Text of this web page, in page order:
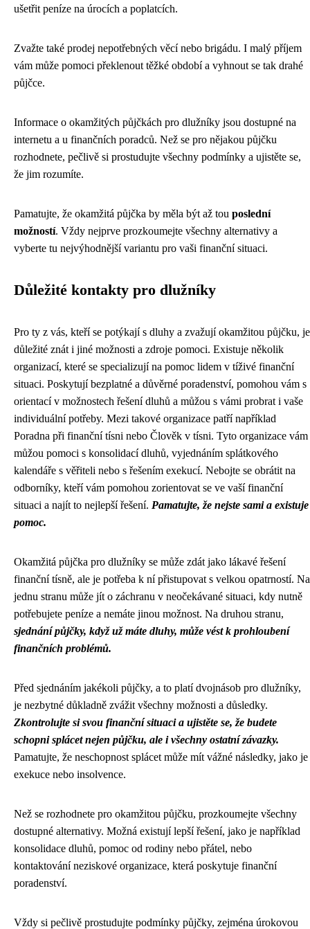
ušetřit peníze na úrocích a poplatcích.
Zvažte také prodej nepotřebných věcí nebo brigádu. I malý příjem
vám může pomoci překlenout těžké období a vyhnout se tak drahé
půjčce.
Informace o okamžitých půjčkách pro dlužníky jsou dostupné na
internetu a u finančních poradců. Než se pro nějakou půjčku
rozhodnete, pečlivě si prostudujte všechny podmínky a ujistěte se,
že jim rozumíte.
Pamatujte, že okamžitá půjčka by měla být až tou poslední
možností. Vždy nejprve prozkoumejte všechny alternativy a
vyberte tu nejvýhodnější variantu pro vaši finanční situaci.
Důležité kontakty pro dlužníky
Pro ty z vás, kteří se potýkají s dluhy a zvažují okamžitou půjčku, je
důležité znát i jiné možnosti a zdroje pomoci. Existuje několik
organizací, které se specializují na pomoc lidem v tíživé finanční
situaci. Poskytují bezplatné a důvěrné poradenství, pomohou vám s
orientací v možnostech řešení dluhů a můžou s vámi probrat i vaše
individuální potřeby. Mezi takové organizace patří například
Poradna při finanční tísni nebo Člověk v tísni. Tyto organizace vám
můžou pomoci s konsolidací dluhů, vyjednáním splátkového
kalendáře s věřiteli nebo s řešením exekucí. Nebojte se obrátit na
odborníky, kteří vám pomohou zorientovat se ve vaší finanční
situaci a najít to nejlepší řešení. Pamatujte, že nejste sami a existuje
pomoc.
Okamžitá půjčka pro dlužníky se může zdát jako lákavé řešení
finanční tísně, ale je potřeba k ní přistupovat s velkou opatrností. Na
jednu stranu může jít o záchranu v neočekávané situaci, kdy nutně
potřebujete peníze a nemáte jinou možnost. Na druhou stranu,
sjednání půjčky, když už máte dluhy, může vést k prohloubení
finančních problémů.
Před sjednáním jakékoli půjčky, a to platí dvojnásob pro dlužníky,
je nezbytné důkladně zvážit všechny možnosti a důsledky.
Zkontrolujte si svou finanční situaci a ujistěte se, že budete
schopni splácet nejen půjčku, ale i všechny ostatní závazky.
Pamatujte, že neschopnost splácet může mít vážné následky, jako je
exekuce nebo insolvence.
Než se rozhodnete pro okamžitou půjčku, prozkoumejte všechny
dostupné alternativy. Možná existují lepší řešení, jako je například
konsolidace dluhů, pomoc od rodiny nebo přátel, nebo
kontaktování neziskové organizace, která poskytuje finanční
poradenství.
Vždy si pečlivě prostudujte podmínky půjčky, zejména úrokovou